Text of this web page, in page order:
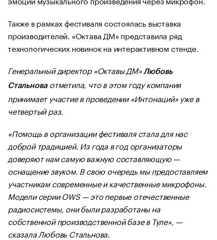
Также в рамках фестиваля состоялась выставка
производителей. «Октава ДМ» представила ряд
технологических новинок на интерактивном стенде.
Генеральный директор «Октавы ДМ»Любовь
Стальнова отметила, что в этом году компания
принимает участие в проведении «Интонаций» уже в
четвертый раз.
«Помощь в организации фестиваля стала для нас
доброй традицией. Из года в год организаторы
доверяют нам самую важную составляющую —
оснащение звуком. В свою очередь мы предоставляем
участникам современные и качественные микрофоны.
Модели серии OWS — это первые отечественные
радиосистемы, они были разработаны на
собственной производственной базе в Туле», —
сказала Любовь Стальнова.